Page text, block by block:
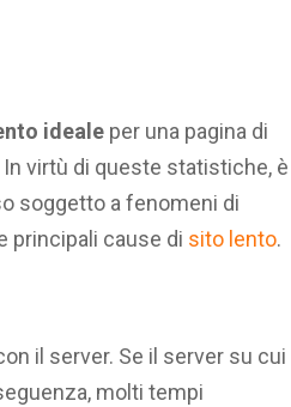
ideale per una pagina di
In virtù di queste statistiche, è
soggetto a fenomeni di
principali cause di sito lento.
il server. Se il server su cui
molti tempi